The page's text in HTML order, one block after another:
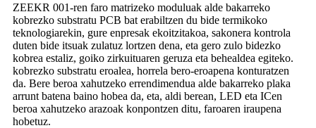
ZEEKR 001-ren faro matrizeko moduluak alde bakarreko
kobrezko substratu PCB bat erabiltzen du bide termikoko
teknologiarekin, gure enpresak ekoitzitakoa, sakonera kontrola
duten bide itsuak zulatuz lortzen dena, eta gero zulo bidezko
kobrea estaliz, goiko zirkuituaren geruza eta behealdea egiteko.
kobrezko substratu eroalea, horrela bero-eroapena konturatzen
da. Bere beroa xahutzeko errendimendua alde bakarreko plaka
arrunt batena baino hobea da, eta, aldi berean, LED eta ICen
beroa xahutzeko arazoak konpontzen ditu, faroaren iraupena
hobetuz.